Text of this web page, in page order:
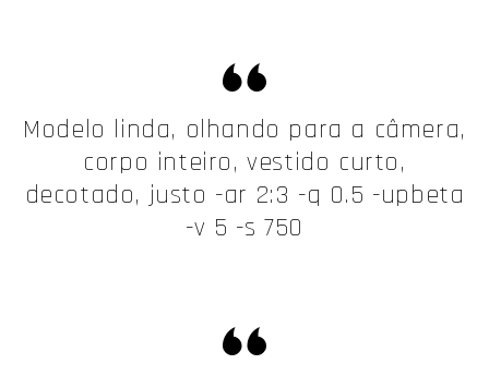
Modelo linda, olhando para a câmera,
corpo inteiro, vestido curto,
decotado, justo -ar 2:3 -q 0.5 -upbeta
-v 5 -s 750